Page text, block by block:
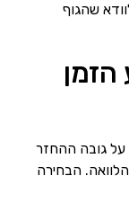
שהגוף
הזמן
על גובה ההחזר
הבחירה